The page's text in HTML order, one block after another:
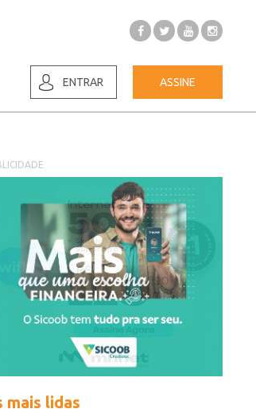
ENTRAR ASSINE
mais lidas